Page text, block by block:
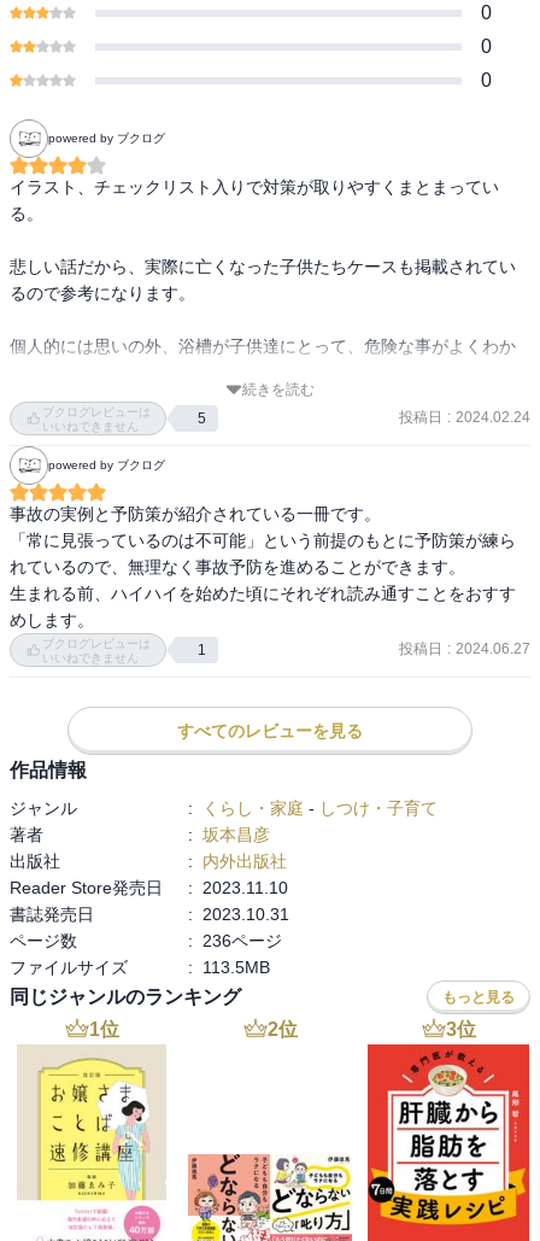
事故が報じられるたび、「ちゃんと見ていたの？」「目を離してた
んじゃない？」と保護者の責任を問う声も少なくないと思います。
ですが、子どもってびっくりするくらい俊敏に動きますよね。すぐ
いる以上に知恵も働く。
加えて、保護者のわたしたちには育児以外に仕事も家事もある。ト
イレにも行くし、お風呂にも入る。寝る時間も必要。
そう、どんなにがんばっても、子どもから24時間一瞬たりとも目を
だからこそ、日頃からの対策が大切。
目は離れるものだという前提に立ち、見てないときがあっても、す
てわかりやすく、家庭内での不慮の事故を予防するための内容をま
とめました。
項目ごとに「なぜ危険なのか」「ケガをしたり、事故に遭ったとき
の対応の仕方」「ケガや事故を防ぐためのポイント」「解説」で構
成しています。
とくに「解説」では、事例とともに子どもを不慮の事故から守るた
めの具体的な方法や考え方をアドバイス。
「うちの子に限って」ではなく「もしかしたらうちの子にも」と自
分ごととして捉え、「まさか！」「こんなことをするなんて！」と
ならないように、日頃から意識できるようにしましょう。
坂本昌彦(さかもとまさひこ）
小児科医。長野県佐久総合病院佐久医療センター小児科医長。専門
員。日本国際保健医療学会理事。子どもの病気、ホームケア、地域
の子育て支援情報などを発信するプロジェクト「佐久医師会 教えて!
ドクタープロジェクト」の発起人であり責任者。途上国での医療従
事の後、日本の地域医療に貢献したいと、福島県立南会津病院に勤
務。ここでの経験により保護者の医療知識を啓発することの大切さ
を痛感する。その後、長野県の佐久医療センターで「教えて!ドク タ
ープロジェクト」をスタートさせる。Yahoo! ニュース個人オー サー
アワード 2022 大賞受賞。 小児科医。長野県佐久総合病院佐久医療
センター小児科医長。専門は小児救急と渡航医学。日本小児救急医
学会代議員および広報委員。日本国際保健医療学会理事。子どもの
病気、ホームケア、地域の子育て支援情報などを発信するプロジェ
クト「佐久医師会 教えて! ドクタープロジェクト」の発起人であり責
任者。途上国での医療従 事の後、日本の地域医療に貢献したいと、
福島県立南会津病院に勤務。ここでの経験により保護者の医療知識
を啓発することの大切さを痛感する。その後、長野県の佐久医療セ
ンターで「教えて!ドク タープロジェクト」をスタートさせる。
0
0
0
powered by ブクログ
イラスト、チェックリスト入りで対策が取りやすくまとまってい
る。
悲しい話だから、実際に亡くなった子供たちケースも掲載されてい
るので参考になります。
個人的には思いの外、浴槽が子供達にとって、危険な事がよくわか
続きを読む
ブクログレビューは
いいねできません
5 投稿日 : 2024.02.24
powered by ブクログ
事故の実例と予防策が紹介されている一冊です。
「常に見張っているのは不可能」という前提のもとに予防策が練ら
れているので、無理なく事故予防を進めることができます。
生まれる前、ハイハイを始めた頃にそれぞれ読み通すことをおすす
めします。
ブクログレビューは
いいねできません
1 投稿日 : 2024.06.27
すべてのレビューを見る
作品情報
ジャンル : くらし・家庭 - しつけ・子育て
著者
: 坂本昌彦
出版社
:
内外出版社
Reader Store発売日
:
2023.11.10
書誌発売日
:
2023.10.31
ページ数
:
236ページ
ファイルサイズ
: 113.5MB
同じジャンルのランキング もっと見る
1位 2位 3位